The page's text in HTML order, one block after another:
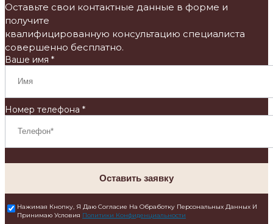
Оставьте свои контактные данные в форме и
получите
квалифицированную консультацию специалиста
совершенно бесплатно.
Ваше имя *
Номер телефона *
Оставить заявку
Нажимая Кнопку, Я Даю Согласие На Обработку Персональных Данных И
Принимаю Условия Политики Конфиденциальности